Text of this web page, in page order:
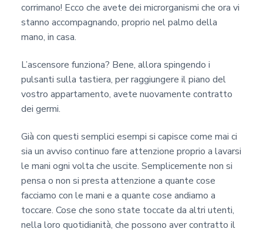
corrimano! Ecco che avete dei microrganismi che ora vi
stanno accompagnando, proprio nel palmo della
mano, in casa.
L’ascensore funziona? Bene, allora spingendo i
pulsanti sulla tastiera, per raggiungere il piano del
vostro appartamento, avete nuovamente contratto
dei germi.
Già con questi semplici esempi si capisce come mai ci
sia un avviso continuo fare attenzione proprio a lavarsi
le mani ogni volta che uscite. Semplicemente non si
pensa o non si presta attenzione a quante cose
facciamo con le mani e a quante cose andiamo a
toccare. Cose che sono state toccate da altri utenti,
nella loro quotidianità, che possono aver contratto il